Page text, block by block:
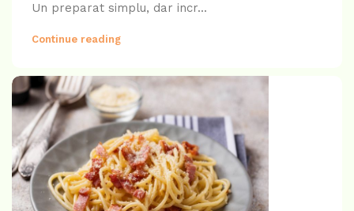
Un preparat simplu, dar incr...
Continue reading